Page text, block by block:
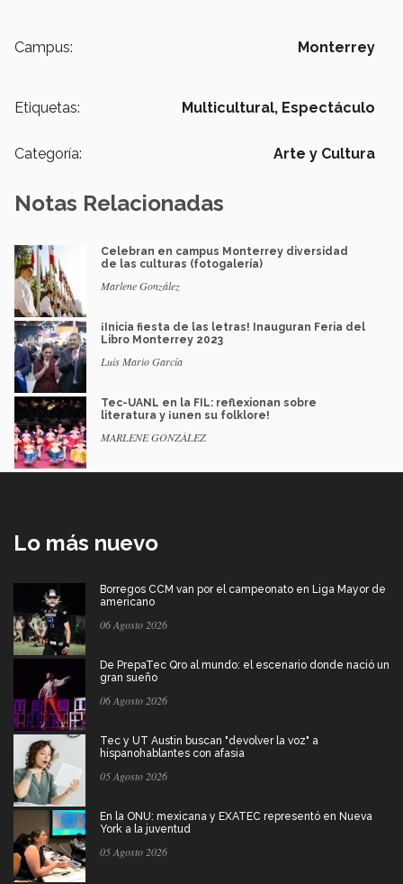
Campus: Monterrey
Etiquetas: Multicultural, Espectáculo
Categoría: Arte y Cultura
Notas Relacionadas
Celebran en campus Monterrey diversidad
de las culturas (fotogalería)
Marlene González
¡Inicia fiesta de las letras! Inauguran Feria del
Libro Monterrey 2023
Luis Mario García
Tec-UANL en la FIL: reflexionan sobre
literatura y ¡unen su folklore!
MARLENE GONZÁLEZ
Lo más nuevo
Borregos CCM van por el campeonato en Liga Mayor de
americano
06 Agosto 2026
De PrepaTec Qro al mundo: el escenario donde nació un
gran sueño
06 Agosto 2026
Tec y UT Austin buscan "devolver la voz" a
hispanohablantes con afasia
05 Agosto 2026
En la ONU: mexicana y EXATEC representó en Nueva
York a la juventud
05 Agosto 2026